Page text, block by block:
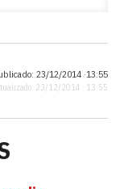
23/12/2014 ·13:55
23/12/2014 · 13:55